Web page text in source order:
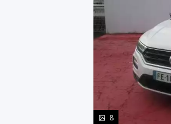
8photo(s)